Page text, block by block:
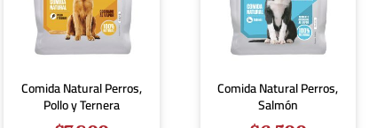
Comida Natural Perros,
Pollo y Ternera
Comida Natural Perros,
Salmón